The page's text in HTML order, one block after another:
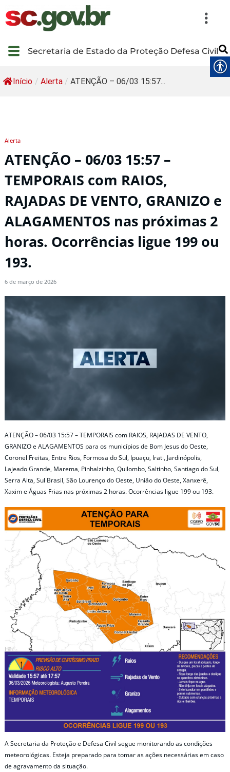
Secretaria de Estado da Proteção Defesa Civil
Início / Alerta / ATENÇÃO – 06/03 15:57...
Alerta
ATENÇÃO – 06/03 15:57 –
TEMPORAIS com RAIOS,
RAJADAS DE VENTO, GRANIZO e
ALAGAMENTOS nas próximas 2
horas. Ocorrências ligue 199 ou
193.
6 de março de 2026
ATENÇÃO – 06/03 15:57 – TEMPORAIS com RAIOS, RAJADAS DE VENTO,
GRANIZO e ALAGAMENTOS para os municípios de Bom Jesus do Oeste,
Coronel Freitas, Entre Rios, Formosa do Sul, Ipuaçu, Irati, Jardinópolis,
Lajeado Grande, Marema, Pinhalzinho, Quilombo, Saltinho, Santiago do Sul,
Serra Alta, Sul Brasil, São Lourenço do Oeste, União do Oeste, Xanxerê,
Xaxim e Águas Frias nas próximas 2 horas. Ocorrências ligue 199 ou 193.
A Secretaria da Proteção e Defesa Civil segue monitorando as condições
meteorológicas. Esteja preparado para tomar as ações necessárias em caso
de agravamento da situação.